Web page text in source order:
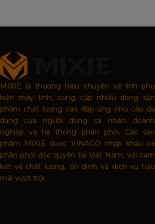
MIXIE là thương hiệu chuyên về linh phụ
kiện máy tính, cung cấp nhiều dòng sản
phẩm chất lượng cao đáp ứng nhu cầu đa
dạng của người dùng cá nhân, doanh
nghiệp và hệ thống phân phối. Các sản
phẩm MIXIE được VINAGO nhập khẩu và
phân phối độc quyền tại Việt Nam, với cam
kết về chất lượng, ổn định và dịch vụ hậu
mãi vượt trội.